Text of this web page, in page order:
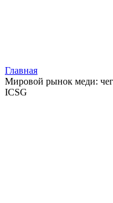
Главная
Мировой рынок меди:
ICSG